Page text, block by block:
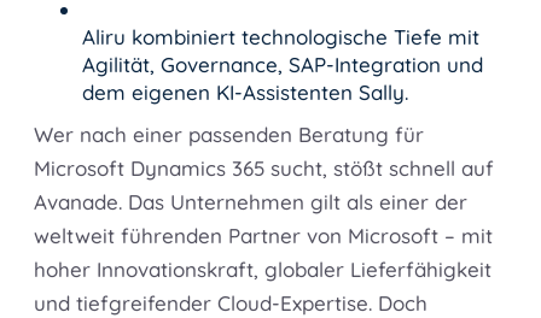
Aliru kombiniert technologische Tiefe mit
Agilität, Governance, SAP-Integration und
dem eigenen KI-Assistenten Sally.
Wer nach einer passenden Beratung für
Microsoft Dynamics 365 sucht, stößt schnell auf
Avanade. Das Unternehmen gilt als einer der
weltweit führenden Partner von Microsoft – mit
hoher Innovationskraft, globaler Lieferfähigkeit
und tiefgreifender Cloud-Expertise. Doch